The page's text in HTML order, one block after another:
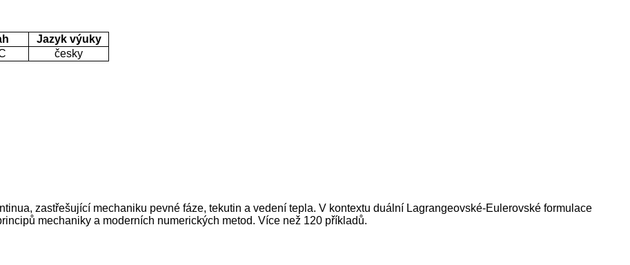
Jazyk výuky
česky
zastřešující mechaniku pevné fáze, tekutin a vedení tepla. V kontextu duální Lagrangeovské-Eulerovské formulace
mechaniky a moderních numerických metod. Více než 120 příkladů.